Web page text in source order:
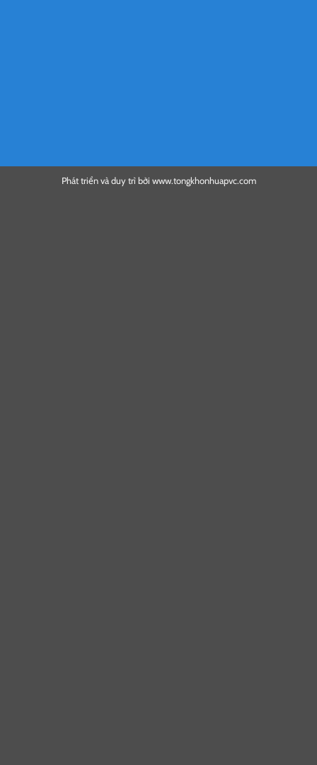
Phát triển và duy trì bởi www.tongkhonhuapvc.com